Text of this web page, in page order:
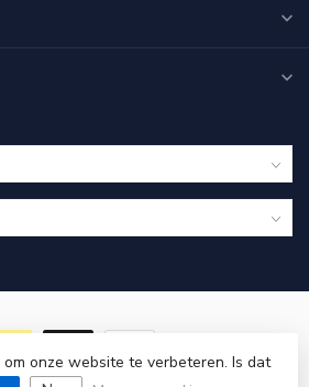
onze website te verbeteren. Is dat